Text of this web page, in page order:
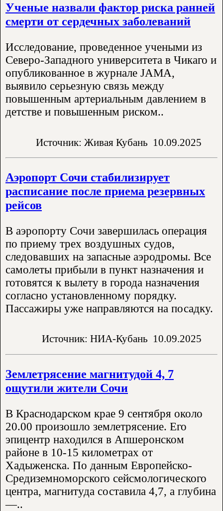
Ученые назвали фактор риска ранней
смерти от сердечных заболеваний
Исследование, проведенное учеными из
Северо-Западного университета в Чикаго и
опубликованное в журнале JAMA,
выявило серьезную связь между
повышенным артериальным давлением в
детстве и повышенным риском..
Источник: Живая Кубань 10.09.2025
Аэропорт Сочи стабилизирует
расписание после приема резервных
рейсов
В аэропорту Сочи завершилась операция
по приему трех воздушных судов,
следовавших на запасные аэродромы. Все
самолеты прибыли в пункт назначения и
готовятся к вылету в города назначения
согласно установленному порядку.
Пассажиры уже направляются на посадку.
Источник: НИА-Кубань 10.09.2025
Землетрясение магнитудой 4, 7
ощутили жители Сочи
В Краснодарском крае 9 сентября около
20.00 произошло землетрясение. Его
эпицентр находился в Апшеронском
районе в 10-15 километрах от
Хадыженска. По данным Европейско-
Средиземноморского сейсмологического
центра, магнитуда составила 4,7, а глубина
—..